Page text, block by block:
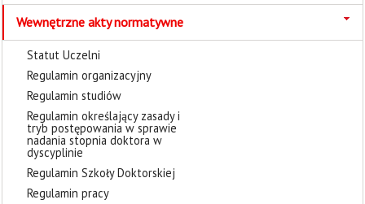
Wewnętrzne akty normatywne
Statut Uczelni
Regulamin organizacyjny
Regulamin studiów
Regulamin określający zasady i
tryb postępowania w sprawie
nadania stopnia doktora w
dyscyplinie
Regulamin Szkoły Doktorskiej
Regulamin pracy